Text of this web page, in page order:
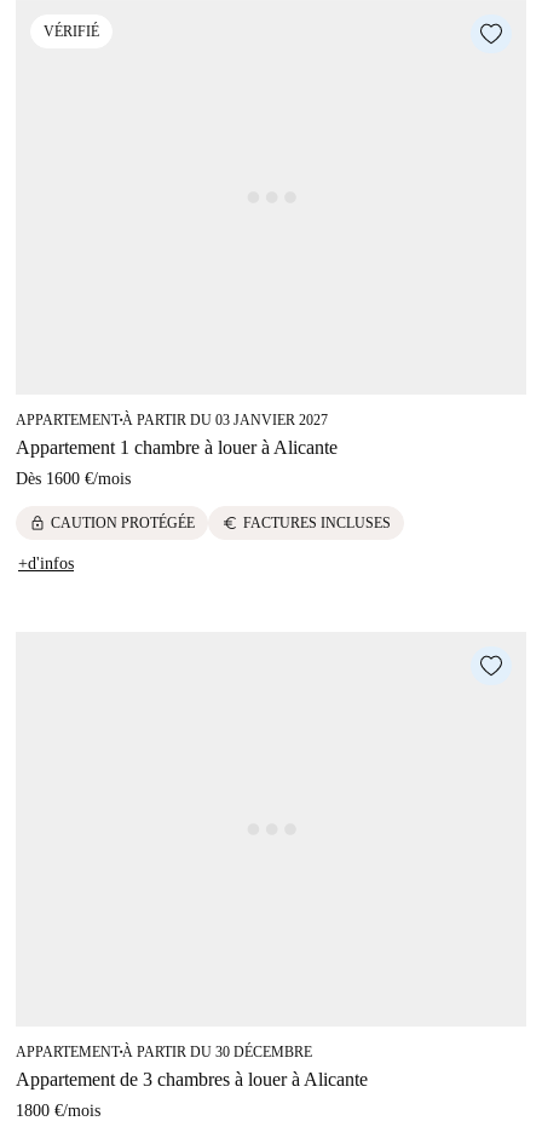
VÉRIFIÉ
APPARTEMENT■À PARTIR DU 03 JANVIER 2027
Appartement 1 chambre à louer à Alicante
Dès 1600 €/mois
lock CAUTION PROTÉGÉE euro FACTURES INCLUSES
+d'infos
APPARTEMENT■À PARTIR DU 30 DÉCEMBRE
Appartement de 3 chambres à louer à Alicante
1800 €/mois